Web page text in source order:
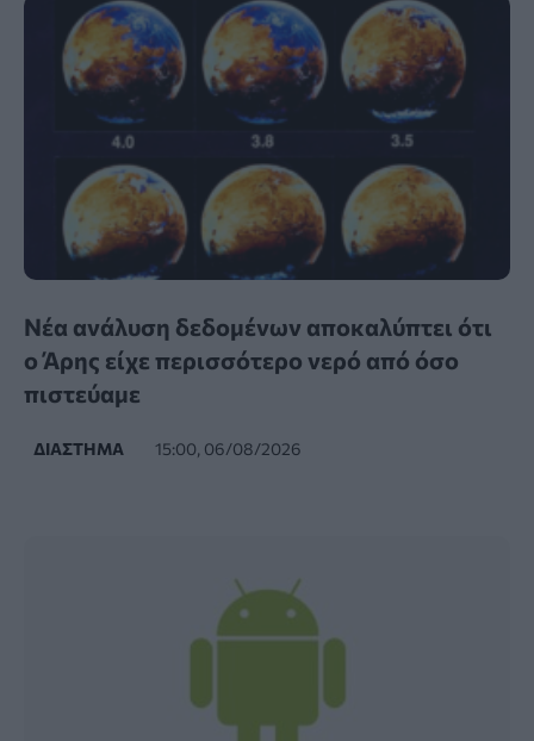
Νέα ανάλυση δεδομένων αποκαλύπτει ότι
ο Άρης είχε περισσότερο νερό από όσο
πιστεύαμε
ΔΙΆΣΤΗΜΑ 15:00, 06/08/2026